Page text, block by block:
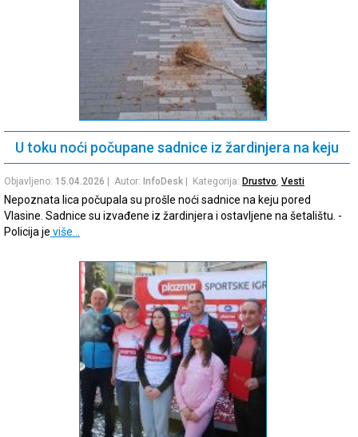
U toku noći počupane sadnice iz žardinjera na keju
Objavljeno: 15.04.2026 | Autor: InfoDesk | Kategorija: Drustvo, Vesti
Nepoznata lica počupala su prošle noći sadnice na keju pored
Vlasine. Sadnice su izvađene iz žardinjera i ostavljene na šetalištu. -
Policija je više…